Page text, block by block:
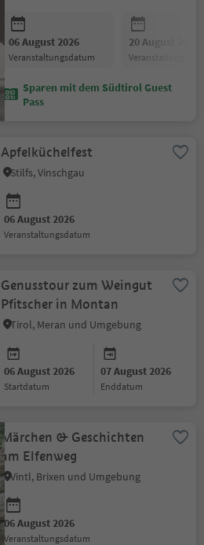
06 August 2026
Veranstaltungsdatum
20 August 2026
Sparen mit dem Südtirol Guest
Pass
Apfelküchelfest
Stilfs, Vinschgau
06 August 2026
Veranstaltungsdatum
Genusstour zum Weingut
Pfitscher in Montan
Tirol, Meran und Umgebung
06 August 2026
Startdatum
07 August 2026
Enddatum
Märchen & Geschichten
am Elfenweg
Vintl, Brixen und Umgebung
06 August 2026
Veranstaltungsdatum